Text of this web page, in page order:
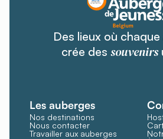
Des lieux où chaque
crée dessouvenirs
Les auberges
Nos destinations
Nous contacter
Travailler aux auberges